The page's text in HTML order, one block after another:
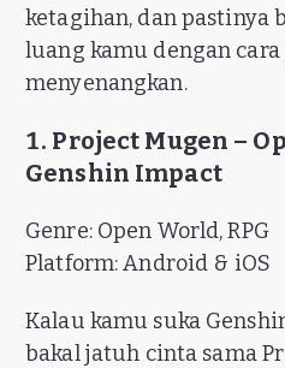
ketagihan, dan pastinya
luang kamu dengan
menyenangkan.
1. Project Mugen –
Genshin Impact
Genre: Open World, RPG
Platform: Android & iOS
Kalau kamu suka
bakal jatuh cinta sama